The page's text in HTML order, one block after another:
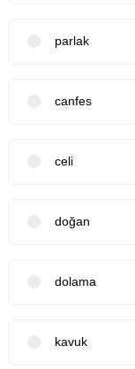
parlak
canfes
celi
doğan
dolama
kavuk